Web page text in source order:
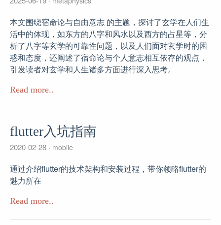
本文围绕宿命论与自由意志 的主题，探讨了玄学在人们生
活中的体现，如东方的八字和风水以及西方的占星等，分
析了八字等玄学的可靠性问题，以及人们面对玄学时的困
惑和态度，还阐述了宿命论与个人意志相互依存的观点，
引发读者对玄学和人生诸多方面进行深入思考。
Read more..
flutter入坑指南
2020-02-28 mobile
通过介绍flutter的技术架构和安装过程，带你领略flutter的
魅力所在
Read more..